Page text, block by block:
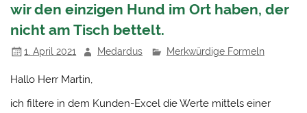
wir den einzigen Hund im Ort haben, der
nicht am Tisch bettelt.
1. April 2021 Medardus Merkwürdige Formeln
Hallo Herr Martin,
ich filtere in dem Kunden-Excel die Werte mittels einer